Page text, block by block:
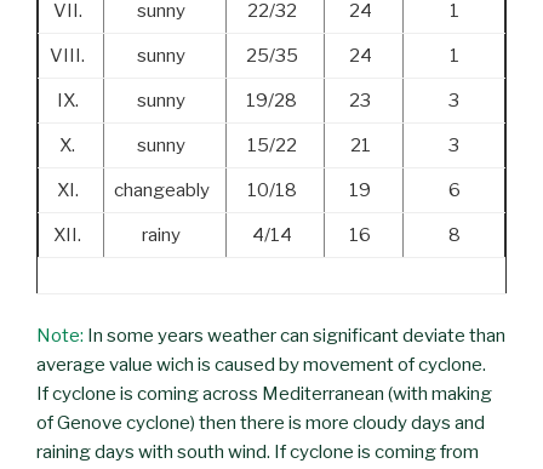
VII. sunny 22/32 24 1
VIII. sunny 25/35 24 1
IX. sunny 19/28 23 3
X. sunny 15/22 21 3
XI. changeably 10/18 19 6
XII. rainy 4/14 16 8
Note: In some years weather can significant deviate than
average value wich is caused by movement of cyclone.
If cyclone is coming across Mediterranean (with making
of Genove cyclone) then there is more cloudy days and
raining days with south wind. If cyclone is coming from